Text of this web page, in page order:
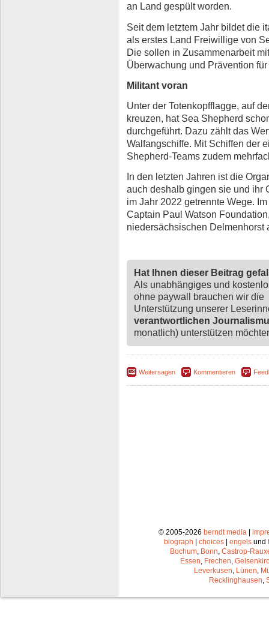
an Land gespült worden.
Seit dem letztem Jahr bildet die
als erstes Land Freiwillige von
Die sollen in Zusammenarbeit
Überwachung und Prävention
Militant voran
Unter der Totenkopfflagge, auf
kreuzen, hat Sea Shepherd
durchgeführt. Dazu zählt das
Walfangschiffe. Mit Schiffen der
Shepherd-Teams zudem
In den letzten Jahren ist die
auch deshalb gingen sie und ihr
im Jahr 2022 getrennte Wege.
Captain Paul Watson
niedersächsischen Delmenhorst
Hat Ihnen dieser Beitrag
Als unabhängiges und
ohne paywall brauchen wir die
Unterstützung unserer
verantwortlichen
monatlich) unterstützen
Weitersagen Kommentieren
© 2005-2026 berndt media|
biograph
choices engels und
Bochum, Bonn, Castrop-
Essen, Frechen,
Leverkusen, Lünen,
Recklinghausen,